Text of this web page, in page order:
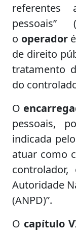
referentes
o operadoré
de direito
tratamento
do
O
pessoais,
indicada
atuar como
Autoridade
(ANPD)”.
O capítulo